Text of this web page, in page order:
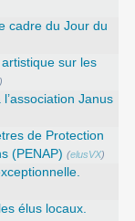
cadre du Jour du
sur les
)
Janus
de Protection
(PENAP) (elusVX)
élus locaux.